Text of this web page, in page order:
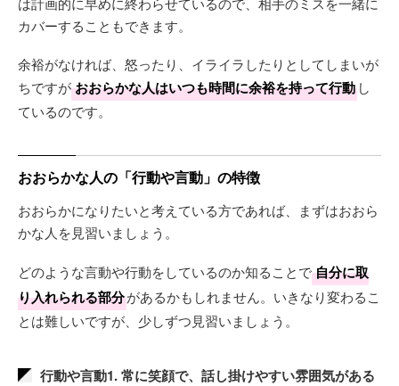
カバーすることもできます。
余裕がなければ、怒ったり、イライラしたりとしてしまいが
ちですがおおらかな人はいつも時間に余裕を持って行動 し
ているのです。
おおらかな人の「行動や言動」の特徴
おおらかになりたいと考えている方であれば、まずはおおら
かな人を見習いましょう。
どのような言動や行動をしているのか知ることで自分に取
り入れられる部分があるかもしれません。いきなり変わるこ
とは難しいですが、少しずつ見習いましょう。
行動や言動1. 常に笑顔で、話し掛けやすい雰囲気がある